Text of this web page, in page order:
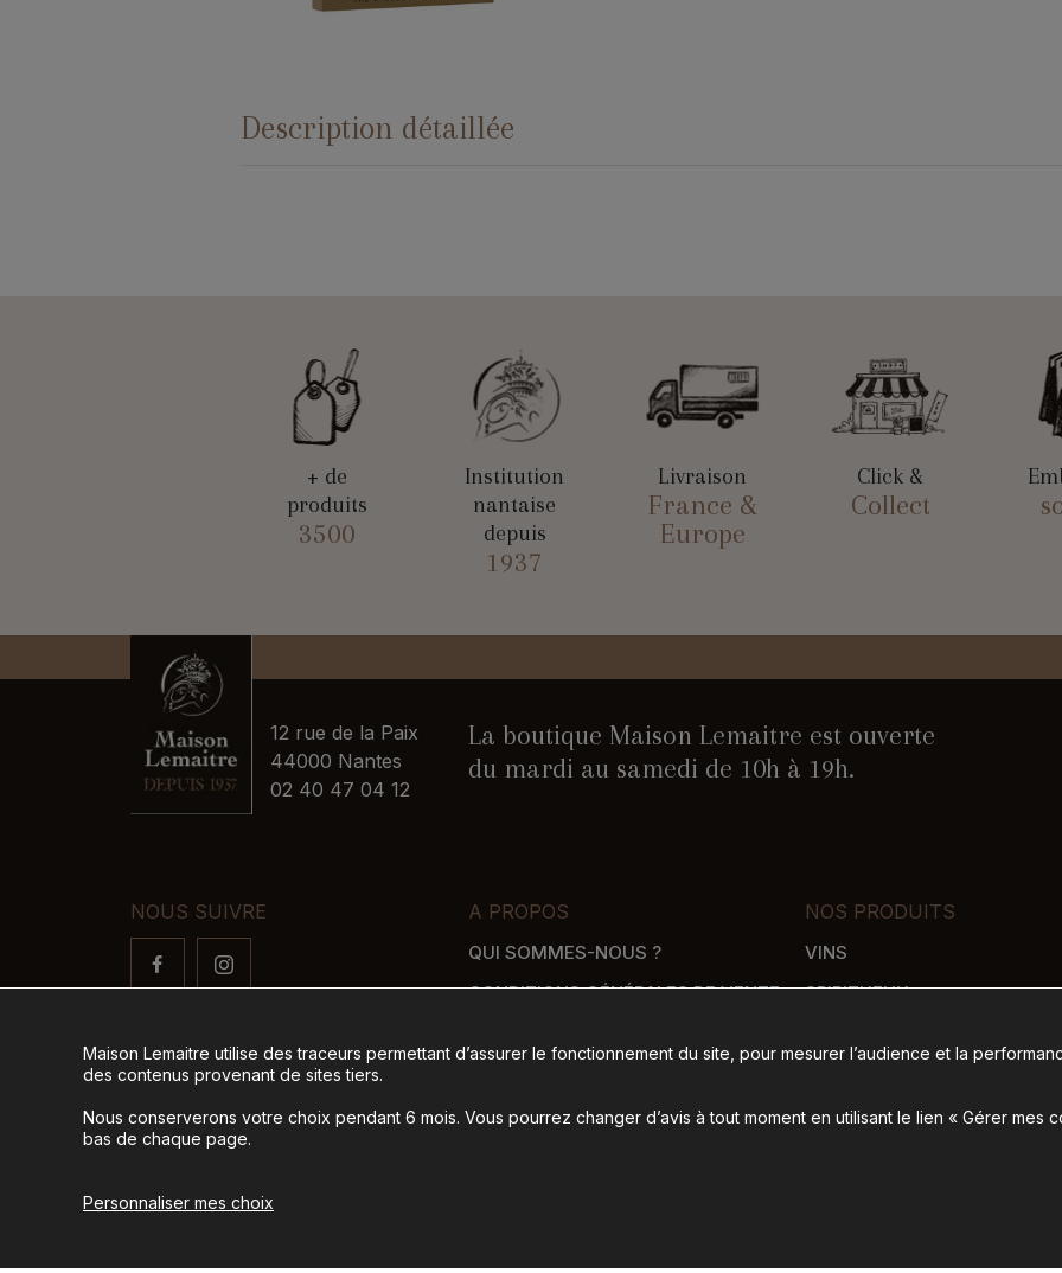
Description détaillée
+ de
produits
3500
Institution
nantaise
depuis
1937
Livraison
France &
Europe
Click &
Collect
12 rue de la Paix
44000 Nantes
02 40 47 04 12
La boutique Maison Lemaitre est ouverte
du mardi au samedi de 10h à 19h.
NOUS SUIVRE A PROPOS
QUI SOMMES-NOUS ?
CONDITIONS GÉNÉRALES DE VENTE
MODES DE PAIEMENT
NOS PRODUITS
VINS
SPIRITUEUX
ÉPICERIE SUCRÉE
Maison Lemaitre utilise des traceurs permettant d’assurer le fonctionnement du site, pour mesurer l’audience et la
des contenus provenant de sites tiers.
Nous conserverons votre choix pendant 6 mois. Vous pourrez changer d’avis à tout moment en utilisant le lien « Gérer mes
bas de chaque page.
Personnaliser mes choix